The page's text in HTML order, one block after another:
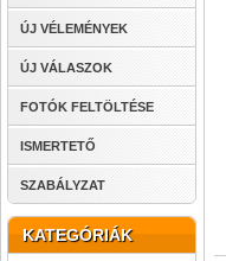
ÚJ VÉLEMÉNYEK
ÚJ VÁLASZOK
FOTÓK FELTÖLTÉSE
ISMERTETŐ
SZABÁLYZAT
KATEGÓRIÁK